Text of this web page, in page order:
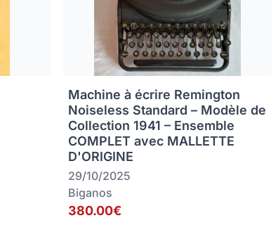
Machine à écrire Remington
Noiseless Standard – Modèle de
Collection 1941 – Ensemble
COMPLET avec MALLETTE
D'ORIGINE
29/10/2025
Biganos
380.00€